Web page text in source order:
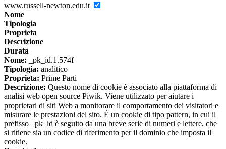
www.russell-newton.edu.it
Nome
Tipologia
Proprieta
Descrizione
Durata
Nome: _pk_id.1.574f
Tipologia: analitico
Proprieta: Prime Parti
Descrizione: Questo nome di cookie è associato alla piattaforma di
analisi web open source Piwik. Viene utilizzato per aiutare i
proprietari di siti Web a monitorare il comportamento dei visitatori e
misurare le prestazioni del sito. È un cookie di tipo pattern, in cui il
prefisso _pk_id è seguito da una breve serie di numeri e lettere, che
si ritiene sia un codice di riferimento per il dominio che imposta il
cookie.